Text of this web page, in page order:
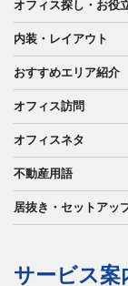
オフィス探し・お役
内装・レイアウト
おすすめエリア紹介
オフィス訪問
オフィスネタ
不動産用語
居抜き・セットアッ
サービス案